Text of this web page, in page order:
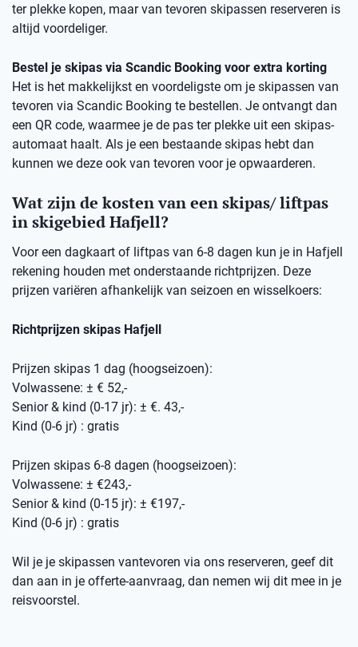
ter plekke kopen, maar van tevoren skipassen reserveren is
altijd voordeliger.
Bestel je skipas via Scandic Booking voor extra korting
Het is het makkelijkst en voordeligste om je skipassen van
tevoren via Scandic Booking te bestellen. Je ontvangt dan
een QR code, waarmee je de pas ter plekke uit een skipas-
automaat haalt. Als je een bestaande skipas hebt dan
kunnen we deze ook van tevoren voor je opwaarderen.
Wat zijn de kosten van een skipas/ liftpas
in skigebied Hafjell?
Voor een dagkaart of liftpas van 6-8 dagen kun je in Hafjell
rekening houden met onderstaande richtprijzen. Deze
prijzen variëren afhankelijk van seizoen en wisselkoers:
Richtprijzen skipas Hafjell
Prijzen skipas 1 dag (hoogseizoen):
Volwassene: ± € 52,-
Senior & kind (0-17 jr): ± €. 43,-
Kind (0-6 jr) : gratis
Prijzen skipas 6-8 dagen (hoogseizoen):
Volwassene: ± €243,-
Senior & kind (0-15 jr): ± €197,-
Kind (0-6 jr) : gratis
Wil je je skipassen vantevoren via ons reserveren, geef dit
dan aan in je offerte-aanvraag, dan nemen wij dit mee in je
reisvoorstel.